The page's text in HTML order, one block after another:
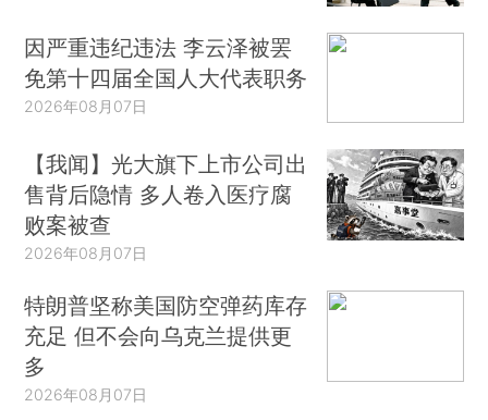
因严重违纪违法 李云泽被罢
免第十四届全国人大代表职务
2026年08月07日
【我闻】光大旗下上市公司出
售背后隐情 多人卷入医疗腐
败案被查
2026年08月07日
特朗普坚称美国防空弹药库存
充足 但不会向乌克兰提供更
多
2026年08月07日